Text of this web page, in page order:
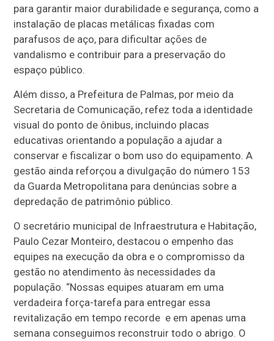
para garantir maior durabilidade e segurança, como a
instalação de placas metálicas fixadas com
parafusos de aço, para dificultar ações de
vandalismo e contribuir para a preservação do
espaço público.
Além disso, a Prefeitura de Palmas, por meio da
Secretaria de Comunicação, refez toda a identidade
visual do ponto de ônibus, incluindo placas
educativas orientando a população a ajudar a
conservar e fiscalizar o bom uso do equipamento. A
gestão ainda reforçou a divulgação do número 153
da Guarda Metropolitana para denúncias sobre a
depredação de patrimônio público.
O secretário municipal de Infraestrutura e Habitação,
Paulo Cezar Monteiro, destacou o empenho das
equipes na execução da obra e o compromisso da
gestão no atendimento às necessidades da
população. “Nossas equipes atuaram em uma
verdadeira força-tarefa para entregar essa
revitalização em tempo recorde e em apenas uma
semana conseguimos reconstruir todo o abrigo. O